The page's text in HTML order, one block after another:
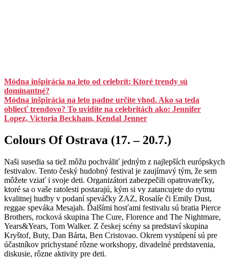
Módna inšpirácia na leto od celebrít: Ktoré trendy sú
dominantné?
Módna inšpirácia na leto padne určite vhod. Ako sa teda
obliecť trendovo? To uvidíte na celebritách ako: Jennifer
Lopez, Victoria Beckham, Kendal Jenner
Colours Of Ostrava (17. – 20.7.)
Naši susedia sa tiež môžu pochváliť jedným z najlepších európskych
festivalov. Tento český hudobný festival je zaujímavý tým, že sem
môžete vziať i svoje deti. Organizátori zabezpečili opatrovateľky,
ktoré sa o vaše ratolesti postarajú, kým si vy zatancujete do rytmu
kvalitnej hudby v podaní speváčky ZAZ, Rosalíe či Emily Dust,
reggae speváka Mesajah. Ďalšími hosťami festivalu sú bratia Pierce
Brothers, rocková skupina The Cure, Florence and The Nightmare,
Years&Years, Tom Walker. Z českej scény sa predstaví skupina
Kryštof, Buty, Dan Bárta, Ben Cristovao. Okrem vystúpení sú pre
účastníkov prichystané rôzne workshopy, divadelné predstavenia,
diskusie, rôzne aktivity pre deti.